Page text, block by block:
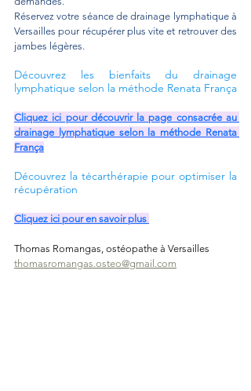
Réservez votre séance de drainage lymphatique à
Versailles pour récupérer plus vite et retrouver des
jambes légères.
Découvrez les bienfaits du drainage
Cliquez ici pour découvrir la page consacrée au
drainage lymphatique selon la méthode Renata
França
Découvrez la técarthérapie pour optimiser la
récupération
Cliquez ici pour en savoir plus
Thomas Romangas, ostéopathe à Versailles
thomasromangas.osteo@gmail.com